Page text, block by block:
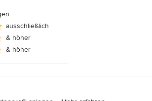
ausschließlich
& höher
& höher